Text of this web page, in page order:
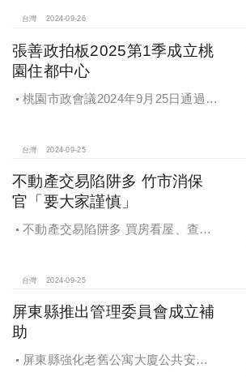
台灣 2024-09-26
張善政拍板2025第1季成立桃
園住都中心
桃園市政會議2024年9月25日通過
住都中心
台灣 2024-09-25
不動產交易陷阱多 竹市消保
官「要大家謹慎」
不動產交易陷阱多 買房看屋、查
台灣 2024-09-25
屏東縣推出管理委員會成立補
助
屏東縣強化老舊公寓大廈公共安全